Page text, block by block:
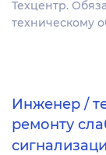
Техцентр.
техническому
Инженер /
ремонту